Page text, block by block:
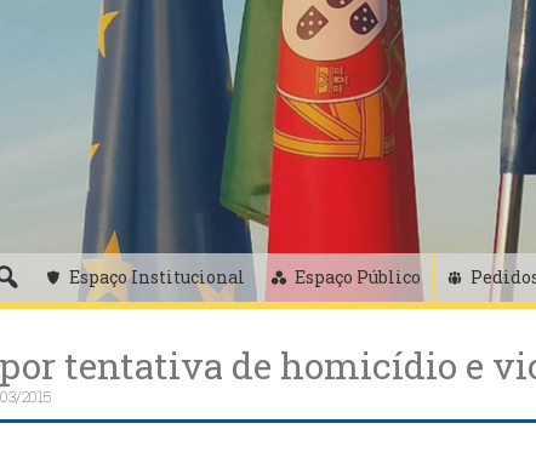
Espaço Institucional Espaço Público
tentativa de homicídio e
2015